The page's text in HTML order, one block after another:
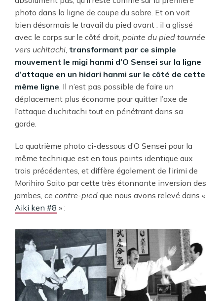
photo dans la ligne de coupe du sabre. Et on voit
bien désormais le travail du pied avant : il a glissé
avec le corps sur le côté droit, pointe du pied tournée
vers uchitachi, transformant par ce simple
mouvement le migi hanmi d’O Sensei sur la ligne
d’attaque en un hidari hanmi sur le côté de cette
même ligne. Il n’est pas possible de faire un
déplacement plus économe pour quitter l’axe de
l’attaque d’uchitachi tout en pénétrant dans sa
garde.
La quatrième photo ci-dessous d’O Sensei pour la
même technique est en tous points identique aux
trois précédentes, et diffère également de l’irimi de
Morihiro Saito par cette très étonnante inversion des
jambes, ce contre-pied que nous avons relevé dans «
Aiki ken #8 » :